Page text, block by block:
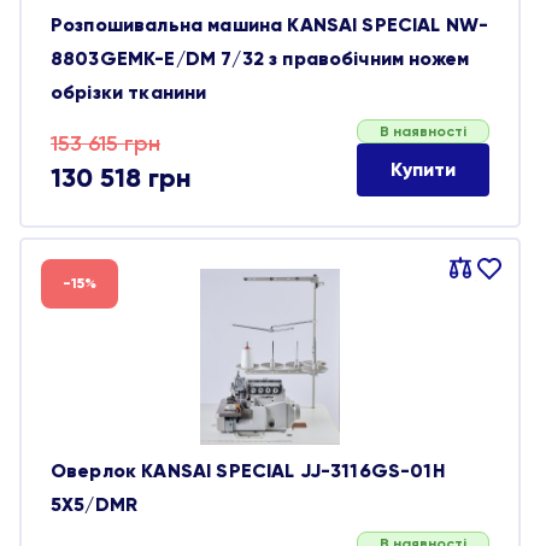
Розпошивальна машина KANSAI SPECIAL NW-
8803GEMK-E/DM 7/32 з правобічним ножем
обрізки тканини
153 615грн
Оригінальна
ціна:
153 615 грн.
130 518 грн
Поточна
ціна:
130 518 грн.
В наявності
Купити
Порівняти
В
-15%
Оверлок KANSAI SPECIAL JJ-3116GS-01H
5X5/DMR